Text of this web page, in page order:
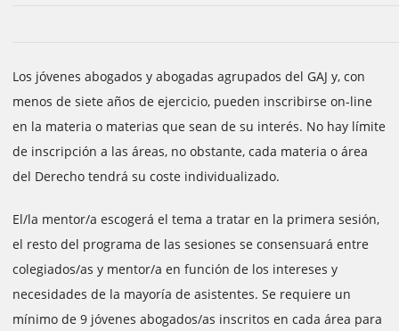
Los jóvenes abogados y abogadas agrupados del GAJ y, con
menos de siete años de ejercicio, pueden inscribirse on-line
en la materia o materias que sean de su interés. No hay límite
de inscripción a las áreas, no obstante, cada materia o área
del Derecho tendrá su coste individualizado.
El/la mentor/a escogerá el tema a tratar en la primera sesión,
el resto del programa de las sesiones se consensuará entre
colegiados/as y mentor/a en función de los intereses y
necesidades de la mayoría de asistentes. Se requiere un
mínimo de 9 jóvenes abogados/as inscritos en cada área para